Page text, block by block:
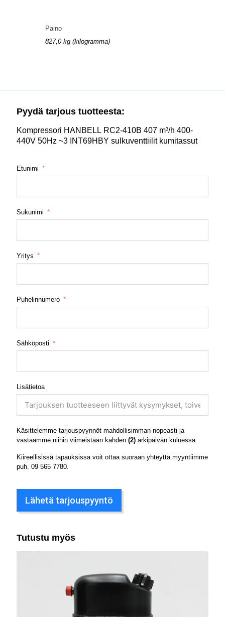
Paino
827,0 kg (kilogramma)
Pyydä tarjous tuotteesta:
Kompressori HANBELL RC2-410B 407 m³/h 400-
440V 50Hz ~3 INT69HBY sulkuventtiilit kumitassut
Etunimi
Sukunimi
Yritys
Puhelinnumero
Sähköposti
Lisätietoa
Käsittelemme tarjouspyynnöt mahdollisimman nopeasti ja
vastaamme niihin viimeistään kahden (2) arkipäivän kuluessa.
Kiireellisissä tapauksissa voit ottaa suoraan yhteyttä myyntiimme
puh. 09 565 7780
Lähetä tarjouspyyntö
Tutustu myös